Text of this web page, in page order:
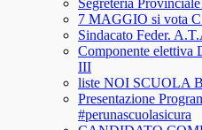
Segreteria
7 MAGGIO si vota
Sindacato Feder.
Componente elettiva
III
liste NOI SCUOLA
Presentazione
#perunascuolasicura